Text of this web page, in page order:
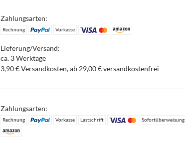
Zahlungsarten:
Rechnung Vorkasse
Lieferung/Versand:
ca. 3 Werktage
3,90 € Versandkosten, ab 29,00 € versandkostenfrei
Zahlungsarten:
Rechnung Vorkasse Lastschrift Sofortüberweisung